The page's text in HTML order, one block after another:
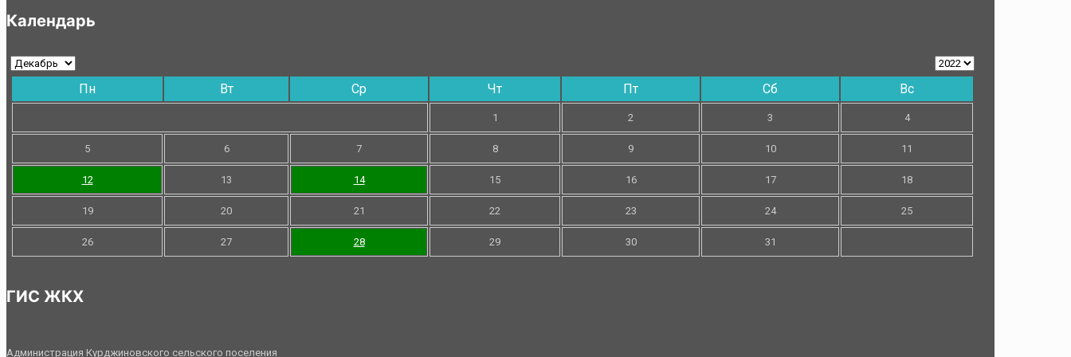
Календарь
Пн Вт Ср Чт Пт Сб Вс
1 2 3 4
5 6 7 8 9 10 11
12 13 14 15 16 17 18
19 20 21 22 23 24 25
26 27 28 29 30 31
ГИС ЖКХ
Администрация Курджиновского сельского поселения